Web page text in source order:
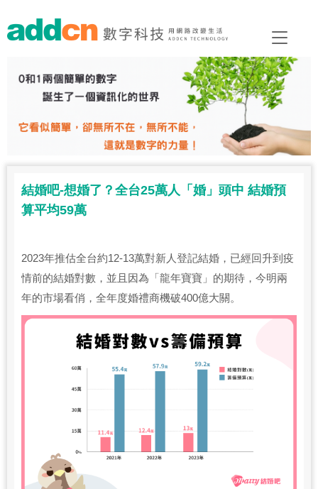
結婚吧-想婚了？全台25萬人「婚」頭中 結婚預
算平均59萬
2023年推估全台約12-13萬對新人登記結婚，已經回升到疫
情前的結婚對數，並且因為「龍年寶寶」的期待，今明兩
年的市場看俏，全年度婚禮商機破400億大關。